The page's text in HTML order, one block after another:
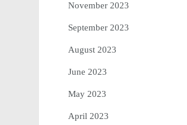
November 2023
September 2023
August 2023
June 2023
May 2023
April 2023